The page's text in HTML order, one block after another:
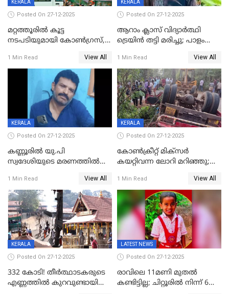
KERALA
Posted On 27-12-2025
മറ്റത്തൂരിൽ കൂട്ട
നടപടിയുമായി കോണ്‍ഗ്രസ്,
എട്ട് പേര്‍ ഉള്‍പ്പെടെ
പത്തുപേരെ പുറത്താക്കി,
ചൊവ്വന്നൂരിലും നടപടി
1 Min Read View All
KERALA
Posted On 27-12-2025
ആറാം ക്ലാസ് വിദ്യാർത്ഥി
ട്രെയിൻ തട്ടി മരിച്ചു; പാളം
അപകടം മലപ്പുറത്ത്
1 Min Read View All
KERALA
Posted On 27-12-2025
കണ്ണൂരിൽ യു.പി
സ്വദേശിയുടെ മരണത്തിൽ
കേസ്; തർക്കമുണ്ടായത്
ഫേഷ്യലിന് 300 രൂപ
ആവശ്യപ്പെട്ടതിനെച്ചൊല്ലി
1 Min Read View All
KERALA
Posted On 27-12-2025
കോണ്‍ക്രീറ്റ് മിക്‌സര്‍
കയറ്റിവന്ന ലോറി മറിഞ്ഞു;
അപകടം കണ്ണൂരിൽ
1 Min Read View All
KERALA
Posted On 27-12-2025
332 കോടി! തീർത്ഥാടകരുടെ
എണ്ണത്തിൽ കുറവുണ്ടായിട്ടും
LATEST NEWS
Posted On 27-12-2025
രാവിലെ 11മണി മുതൽ
കണ്ടിട്ടില്ല; ചിറ്റൂരിൽ നിന്ന് 6